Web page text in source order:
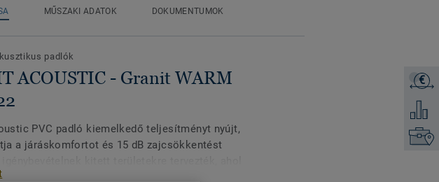
€
MŰSZAKI ADATOK
DOKUMENTUMOK
padlók
ACOUSTIC - Granit WARM
PVC padló kiemelkedő teljesítményt nyújt,
a járáskomfortot és 15 dB zajcsökkentést
pl. folyosók és betegszobák, rendkívül